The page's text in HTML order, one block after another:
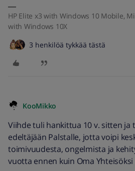
HP Elite x3 with Windows 10 Mobile,
with Windows 10X
3 henkilöä tykkää tästä
KooMikko
Viihde tuli hankittua 10 v. sitten ja
edeltäjään Palstalle, jotta voipi
toimivuudesta, ongelmista ja
vuotta ennen kuin Oma